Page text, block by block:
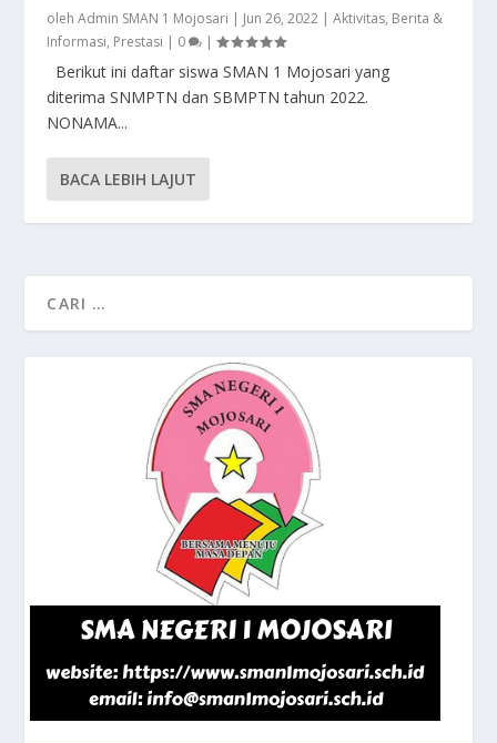
olehAdmin SMAN 1 Mojosari | Jun 26, 2022 |Aktivitas, Berita &
Informasi, Prestasi | 0 |
Berikut ini daftar siswa SMAN 1 Mojosari yang
diterima SNMPTN dan SBMPTN tahun 2022.
NONAMA...
BACA LEBIH LAJUT